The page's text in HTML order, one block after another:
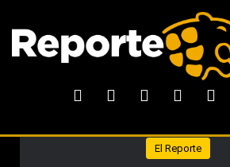
El Reporte